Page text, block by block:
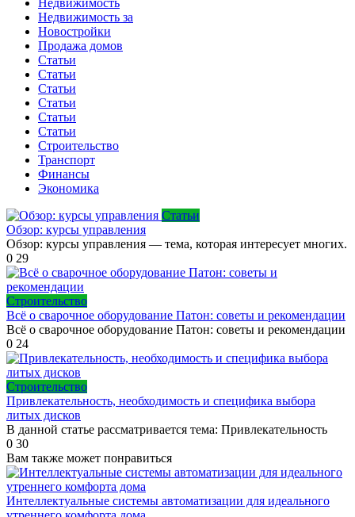
Недвижимость
Недвижимость за
Новостройки
Продажа домов
Статьи
Статьи
Статьи
Статьи
Статьи
Статьи
Строительство
Транспорт
Финансы
Экономика
Статьи
Обзор: курсы управления
Обзор: курсы управления — тема, которая интересует многих.
0 29
Строительство
Всё о сварочное оборудование Патон: советы и рекомендации
Всё о сварочное оборудование Патон: советы и рекомендации
0 24
Строительство
Привлекательность, необходимость и специфика выбора
литых дисков
В данной статье рассматривается тема: Привлекательность
0 30
Вам также может понравиться
Интеллектуальные системы автоматизации для идеального